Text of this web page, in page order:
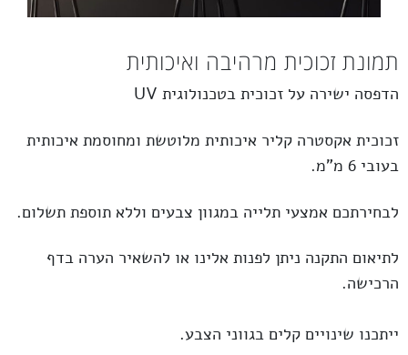
תמונת זכוכית מרהיבה ואיכותית
הדפסה ישירה על זכוכית בטכנולוגית UV
זכוכית אקסטרה קליר איכותית מלוטשת ומחוסמת איכותית
בעובי 6 מ”מ.
לבחירתכם אמצעי תלייה במגוון צבעים וללא תוספת תשלום.
לתיאום התקנה ניתן לפנות אלינו או להשאיר הערה בדף
הרכישה.
ייתכנו שינויים קלים בגווני הצבע.